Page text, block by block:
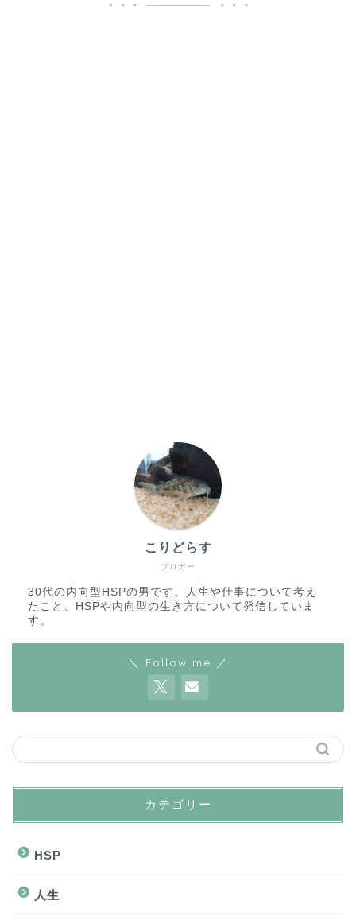
ブロガー
こりどらす
30代の内向型HSPの男です。人生や仕事について考え
たこと、HSPや内向型の生き方について発信していま
す。
＼ Follow me ／
カテゴリー
HSP
人生